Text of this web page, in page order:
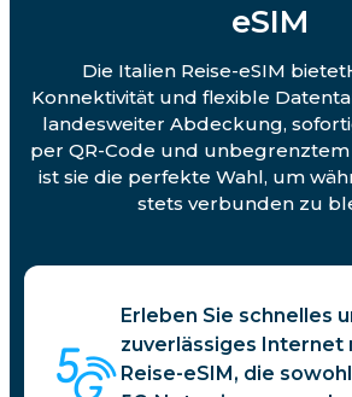
eSIM
Die Italien Reise-eSIM
Konnektivität und flexible
landesweiter Abdeckung,
per QR-Code und
ist sie die perfekte Wahl, um
stets verbunden zu
Erleben Sie schnelles
zuverlässiges Internet
Reise-eSIM, die